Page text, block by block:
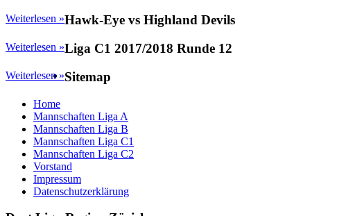
Weiterlesen »Hawk-Eye vs Highland Devils
Weiterlesen »Liga C1 2017/2018 Runde 12
Weiterlesen »Sitemap
Home
Mannschaften Liga A
Mannschaften Liga B
Mannschaften Liga C1
Mannschaften Liga C2
Vorstand
Impressum
Datenschutzerklärung